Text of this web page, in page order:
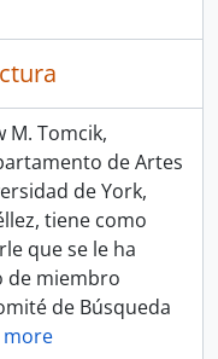
M. Tomcik,
de Artes
de York,
tiene como
que se le ha
de miembro
de Búsqueda
more